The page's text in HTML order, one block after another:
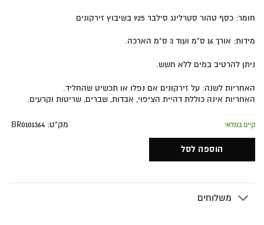
חומר: כסף טהור סטרלינג סילבר 925 בשיבוץ זירקונים
מידות: אורך 16 ס"מ ועוד 3 ס"מ הארכה.
ניתן להרטיב במים ללא חשש.
האחריות לשנה: על זירקונים אם נפלו או תכשיט שהחליד.
האחריות אינה כוללת דהיית הציפוי, אבדות, שברים, שריטות וקרעים.
קיים במלאי מק"ט: BR0101364
הוספה לסל
משלוחים